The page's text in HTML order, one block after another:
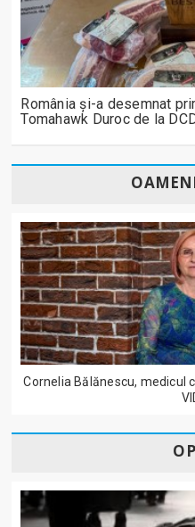
România și-a desemnat
Tomahawk Duroc de la
Cornelia Bălănescu, medicul